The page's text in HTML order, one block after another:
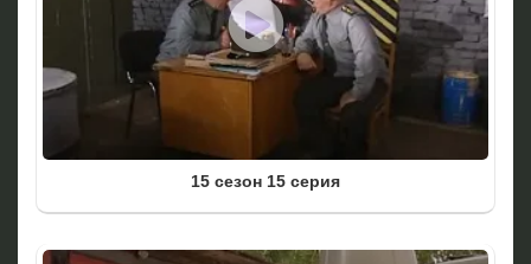
15 сезон 15 серия